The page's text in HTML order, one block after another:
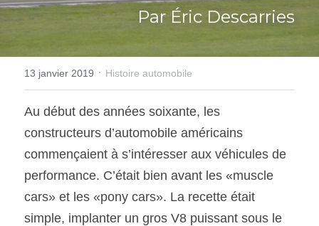
Art Automobile
Essais Routier
Simulateur
Rechercher
SOUMISSION RAPIDE
ASSURANCE
Par Éric Descarries
13 janvier 2019 · Histoire automobile
Au début des années soixante, les
constructeurs d’automobile américains
commençaient à s’intéresser aux véhicules de
performance. C’était bien avant les «muscle
cars» et les «pony cars». La recette était
simple, implanter un gros V8 puissant sous le